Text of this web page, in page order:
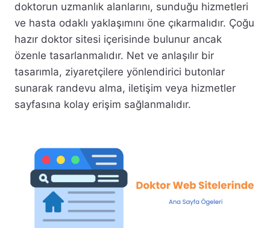
doktorun uzmanlık alanlarını, sunduğu hizmetleri
ve hasta odaklı yaklaşımını öne çıkarmalıdır. Çoğu
hazır doktor sitesi içerisinde bulunur ancak
özenle tasarlanmalıdır. Net ve anlaşılır bir
tasarımla, ziyaretçilere yönlendirici butonlar
sunarak randevu alma, iletişim veya hizmetler
sayfasına kolay erişim sağlanmalıdır.